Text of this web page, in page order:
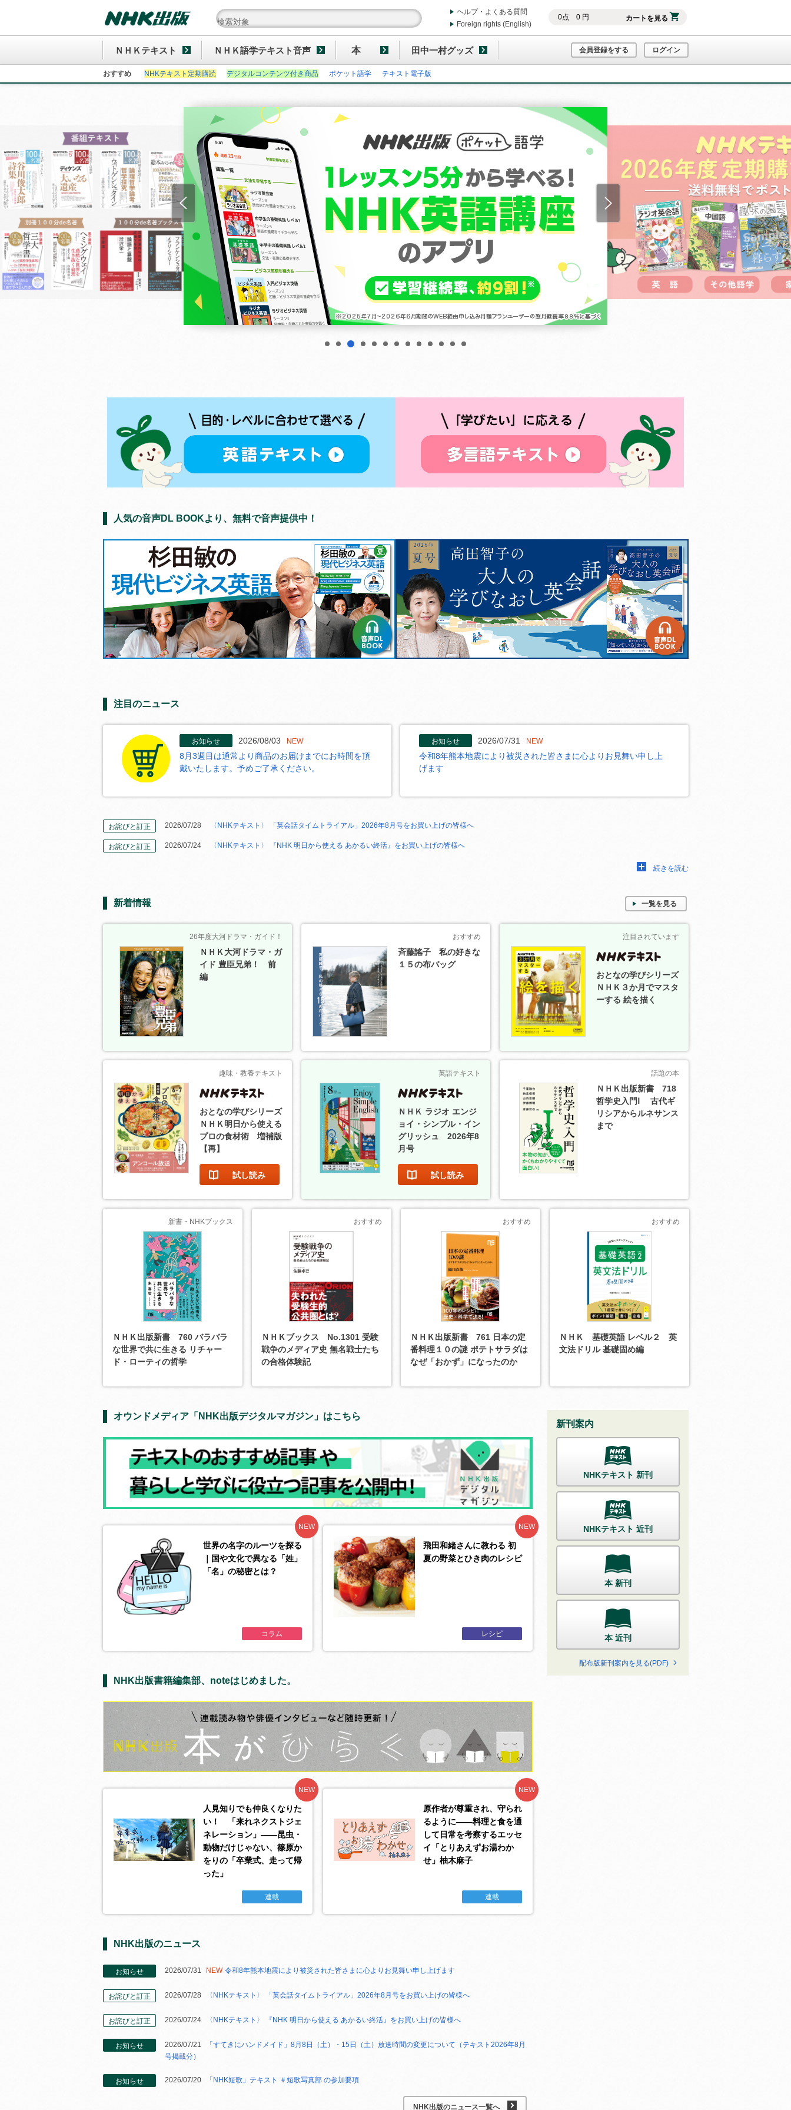
0点 0円 カートを見る
ヘルプ・よくある質問
Foreign rights (English)
ＮＨＫテキスト ＮＨＫ語学テキスト音声 本 田中一村グッズ 会員登録をする ログイン
おすすめ NHKテキスト定期購読 デジタルコンテンツ付き商品 ポケット語学 テキスト電子版
1 2 3 4 5 6 7 8 9 10 11 12
Previous Next
人気の音声DL BOOKより、無料で音声提供中！
注目のニュース
お知らせ 2026/08/03 NEW
8月3週目は通常より商品のお届けまでにお時間を頂
戴いたします。予めご了承ください。
お知らせ 2026/07/31 NEW
令和8年熊本地震により被災された皆さまに心よりお見舞い申し上
げます
お詫びと訂正 2026/07/28 〈NHKテキスト〉 「英会話タイムトライアル」2026年8月号をお買い上げの皆様へ
お詫びと訂正 2026/07/24 〈NHKテキスト〉 『NHK 明日から使える あかるい終活』をお買い上げの皆様へ
続きを読む
新着情報 一覧を見る
26年度大河ドラマ・ガイド！
ＮＨＫ大河ドラマ・ガ
イド 豊臣兄弟！ 前
編
おすすめ
斉藤謠子 私の好きな
１５の布バッグ
注目されています
おとなの学びシリーズ
ＮＨＫ３か月でマスタ
ーする 絵を描く
趣味・教養テキスト
おとなの学びシリーズ
ＮＨＫ明日から使える
プロの食材術 増補版
【再】
試し読み
英語テキスト
ＮＨＫ ラジオ エンジ
ョイ・シンプル・イン
グリッシュ 2026年8
月号
試し読み
話題の本
ＮＨＫ出版新書 718
哲学史入門Ⅰ 古代ギ
リシアからルネサンス
まで
新書・NHKブックス
ＮＨＫ出版新書 760 バラバラ
な世界で共に生きる リチャー
ド・ローティの哲学
おすすめ
ＮＨＫブックス No.1301 受験
戦争のメディア史 無名戦士たち
の合格体験記
おすすめ
ＮＨＫ出版新書 761 日本の定
番料理１０の謎 ポテトサラダは
なぜ「おかず」になったのか
おすすめ
ＮＨＫ 基礎英語 レベル２ 英
文法ドリル 基礎固め編
新刊案内
NHKテキスト 新刊
NHKテキスト 近刊
本 新刊
本 近刊
配布版新刊案内を見る(PDF)
オウンドメディア「NHK出版デジタルマガジン」はこちら
世界の名字のルーツを探る
｜国や文化で異なる「姓」
「名」の秘密とは？
コラム
NEW
飛田和緒さんに教わる 初
夏の野菜とひき肉のレシピ
レシピ
NEW
NHK出版書籍編集部、noteはじめました。
人見知りでも仲良くなりた
い！ 「来れネクストジェ
ネレーション」――昆虫・
動物だけじゃない、篠原か
をりの「卒業式、走って帰
った」
連載
NEW
原作者が尊重され、守られ
るように――料理と食を通
して日常を考察するエッセ
イ「とりあえずお湯わか
せ」柚木麻子
連載
NEW
NHK出版のニュース
お知らせ 2026/07/31 NEW 令和8年熊本地震により被災された皆さまに心よりお見舞い申し上げます
お詫びと訂正 2026/07/28 〈NHKテキスト〉 「英会話タイムトライアル」2026年8月号をお買い上げの皆様へ
お詫びと訂正 2026/07/24 〈NHKテキスト〉 『NHK 明日から使える あかるい終活』をお買い上げの皆様へ
お知らせ 2026/07/21
「すてきにハンドメイド」8月8日（土）・15日（土）放送時間の変更について（テキスト2026年8月
号掲載分）
お知らせ 2026/07/20 「NHK短歌」テキスト ＃短歌写真部 の参加要項
NHK出版のニュース一覧へ